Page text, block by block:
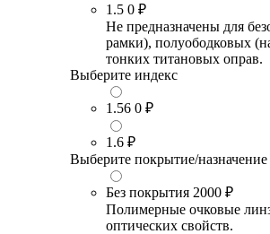
1.5 0 ₽
Не предназначены для
рамки), полуободковых
тонких титановых оправ.
Выберите индекс
1.56 0 ₽
1.6 ₽
Выберите покрытие/назначение
Без покрытия 2000 ₽
Полимерные очковые
оптических свойств.